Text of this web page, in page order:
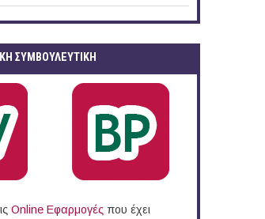
ΣΥΜΒΟΥΛΕΥΤΙΚΉ
Online Eφαρμογές που έχει